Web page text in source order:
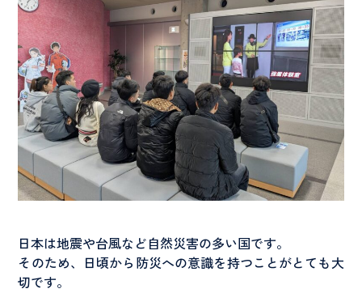
日本は地震や台風など自然災害の多い国です。
そのため、日頃から防災への意識を持つことがとても大
切です。